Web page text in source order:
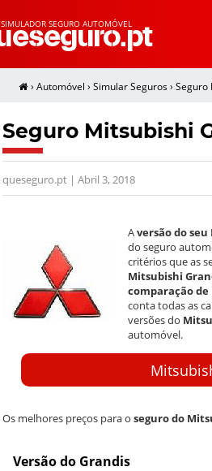
SIMULADOR SEGURO AUTOMÓVEL
› Automóvel › Simular Seguros› Seguro
Seguro Mitsubishi
queseguro.pt | Abril 3, 2018
Aversão do
do seguro
critérios que as
Mitsubishi
comparação
conta todas as
versões do
automóvel.
Os melhores preços para o seguro do
Versão do Grandis